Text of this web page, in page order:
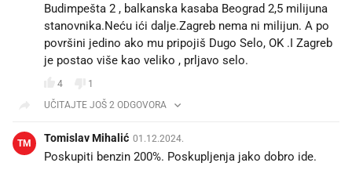
Budimpešta 2 , balkanska kasaba Beograd 2,5 milijuna
stanovnika.Neću ići dalje.Zagreb nema ni milijun. A po
površini jedino ako mu pripojiš Dugo Selo, OK .I Zagreb
je postao više kao veliko , prljavo selo.
4
1
UČITAJTE JOŠ 2 ODGOVORA
TM Tomislav Mihalić 01.12.2024.
Poskupiti benzin 200%. Poskupljenja jako dobro ide.